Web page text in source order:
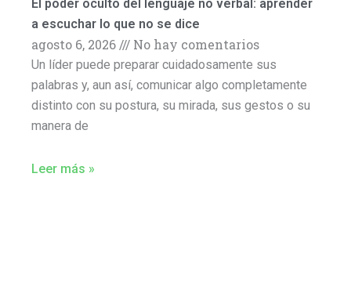
El poder oculto del lenguaje no verbal: aprender
a escuchar lo que no se dice
agosto 6, 2026 No hay comentarios
Un líder puede preparar cuidadosamente sus
palabras y, aun así, comunicar algo completamente
distinto con su postura, su mirada, sus gestos o su
manera de
Leer más »